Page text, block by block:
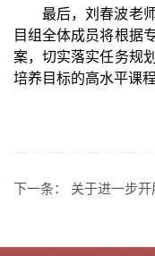
最后，刘春波老
目组全体成员将根据
案，切实落实任务规划
培养目标的高水平课程
下一条： 关于进一步